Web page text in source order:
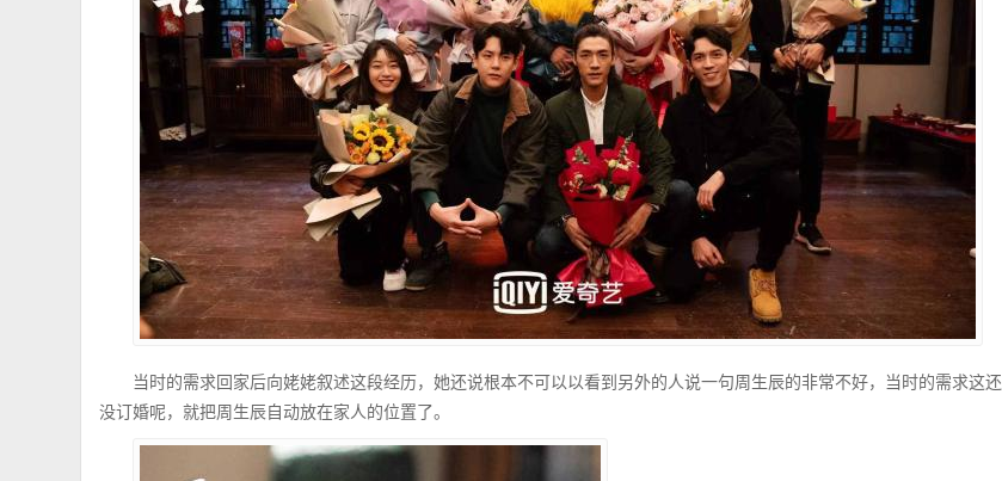
当时的需求回家后向姥姥叙述这段经历，她还说根本不可以以看到另外的人说一句周生辰的非常不好，当时的需求这还
没订婚呢，就把周生辰自动放在家人的位置了。